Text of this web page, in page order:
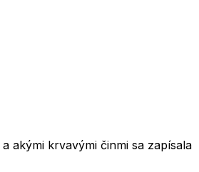
a akými krvavými činmi sa zapísala